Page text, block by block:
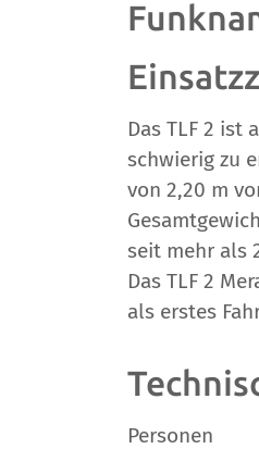
Das TLF 2 ist
schwierig zu
von 2,20 m
seit mehr als
Das TLF 2
als erstes
Personen